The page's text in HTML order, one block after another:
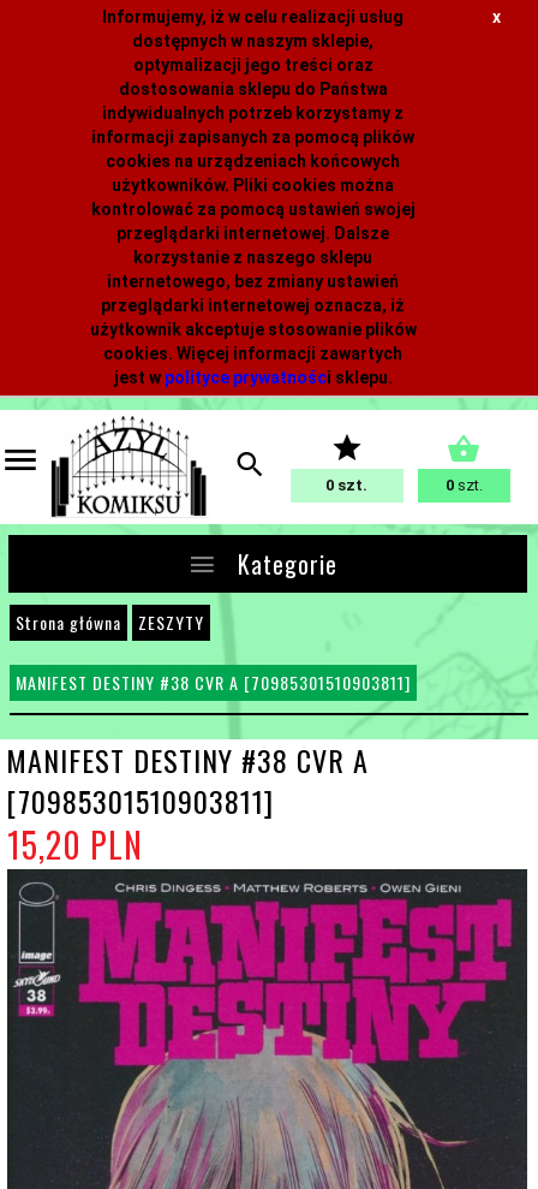
Informujemy, iż w celu realizacji usług
dostępnych w naszym sklepie,
optymalizacji jego treści oraz
dostosowania sklepu do Państwa
indywidualnych potrzeb korzystamy z
informacji zapisanych za pomocą plików
cookies na urządzeniach końcowych
użytkowników. Pliki cookies można
kontrolować za pomocą ustawień swojej
przeglądarki internetowej. Dalsze
korzystanie z naszego sklepu
internetowego, bez zmiany ustawień
przeglądarki internetowej oznacza, iż
użytkownik akceptuje stosowanie plików
cookies. Więcej informacji zawartych
jest w polityce prywatności sklepu.
x
0 0 szt.
Kategorie
Strona główna ZESZYTY
MANIFEST DESTINY #38 CVR A [70985301510903811]
MANIFEST DESTINY #38 CVR A
[70985301510903811]
15,20 PLN